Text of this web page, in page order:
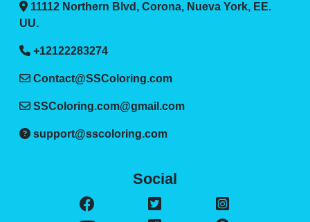
11112 Northern Blvd, Corona, Nueva York, EE.
UU.
+12122283274
Contact@SSColoring.com
SSColoring.com@gmail.com
support@sscoloring.com
Social